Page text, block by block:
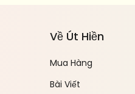
Về Út Hiền
Mua Hàng
Bài Viết